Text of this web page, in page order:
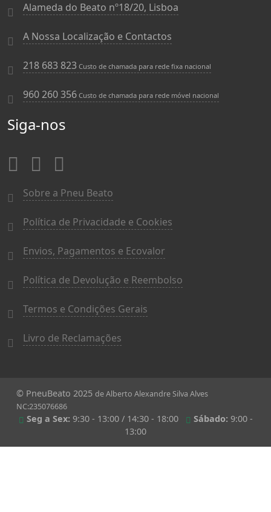
Alameda do Beato nº18/20, Lisboa
A Nossa Localização e Contactos
218 683 823 Custo de chamada para rede fixa nacional
960 260 356 Custo de chamada para rede móvel nacional
Siga-nos
Sobre a Pneu Beato
Política de Privacidade e Cookies
Envios, Pagamentos e Ecovalor
Política de Devolução e Reembolso
Termos e Condições Gerais
Livro de Reclamações
© PneuBeato 2025 de Alberto Alexandre Silva Alves
NC:235076686
Seg a Sex: 9:30 - 13:00 / 14:30 - 18:00 Sábado: 9:00 -
13:00